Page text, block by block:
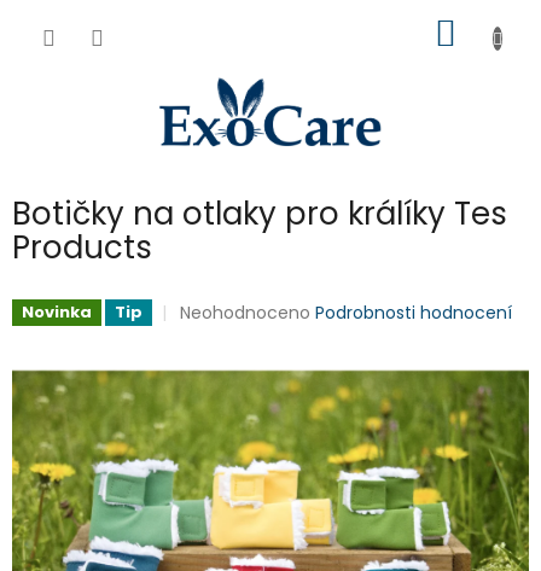
KOŠÍK
Botičky na otlaky pro králíky Tes
Products
Novinka Tip
Průměrné
je
0,0
z
hvězdiček.
Neohodnoceno Podrobnosti hodnocení